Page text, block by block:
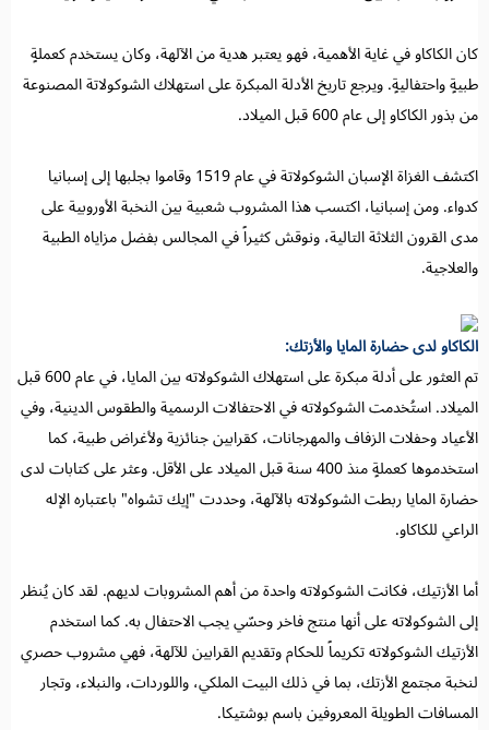
كان الكاكاو في غاية الأهمية، فهو يعتبر هدية من الآلهة، وكان يستخدم كعملةٍ
طبيةٍ واحتفاليةٍ. ويرجع تاريخ الأدلة المبكرة على استهلاك الشوكولاتة المصنوعة
من بذور الكاكاو إلى عام 600 قبل الميلاد.
اكتشف الغزاة الإسبان الشوكولاتة في عام 1519 وقاموا بجلبها إلى إسبانيا
كدواء. ومن إسبانيا، اكتسب هذا المشروب شعبية بين النخبة الأوروبية على
مدى القرون الثلاثة التالية، ونوقش كثيراً في المجالس بفضل مزاياه الطبية
والعلاجية.
الكاكاو لدى حضارة المايا والأزتك:
تم العثور على أدلة مبكرة على استهلاك الشوكولاته بين المايا، في عام 600 قبل
الميلاد. استُخدمت الشوكولاته في الاحتفالات الرسمية والطقوس الدينية، وفي
الأعياد وحفلات الزفاف والمهرجانات، كقرابين جنائزية ولأغراض طبية، كما
استخدموها كعملةٍ منذ 400 سنة قبل الميلاد على الأقل. وعثر على كتابات لدى
حضارة المايا ربطت الشوكولاته بالآلهة، وحددت "إيك تشواه" باعتباره الإله
الراعي للكاكاو.
أما الأزتيك، فكانت الشوكولاته واحدة من أهم المشروبات لديهم. لقد كان يُنظر
إلى الشوكولاته على أنها منتج فاخر وحسّي يجب الاحتفال به. كما استخدم
الأزتيك الشوكولاته تكريماً للحكام وتقديم القرابين للآلهة، فهي مشروب حصري
لنخبة مجتمع الأزتك، بما في ذلك البيت الملكي، واللوردات، والنبلاء، وتجار
المسافات الطويلة المعروفين باسم بوشتيكا.